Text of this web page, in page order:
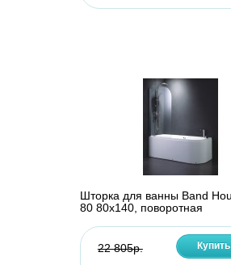
Шторка для ванны Band
80 80х140, поворотная
22 805р. Купить